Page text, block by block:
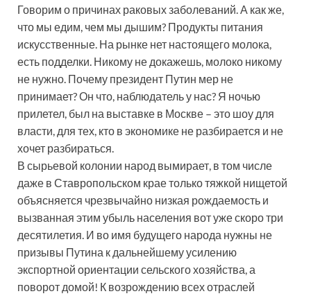
Говорим о причинах раковых заболеваний. А как же,
что мы едим, чем мы дышим? Продукты питания
искусственные. На рынке нет настоящего молока,
есть подделки. Никому не докажешь, молоко никому
не нужно. Почему президент Путин мер не
принимает? Он что, наблюдатель у нас? Я ночью
прилетел, был на выставке в Москве – это шоу для
власти, для тех, кто в экономике не разбирается и не
хочет разбираться.
В сырьевой колонии народ вымирает, в том числе
даже в Ставропольском крае только тяжкой нищетой
объясняется чрезвычайно низкая рождаемость и
вызванная этим убыль населения вот уже скоро три
десятилетия. И во имя будущего народа нужны не
призывы Путина к дальнейшему усилению
экспортной ориентации сельского хозяйства, а
поворот домой! К возрождению всех отраслей